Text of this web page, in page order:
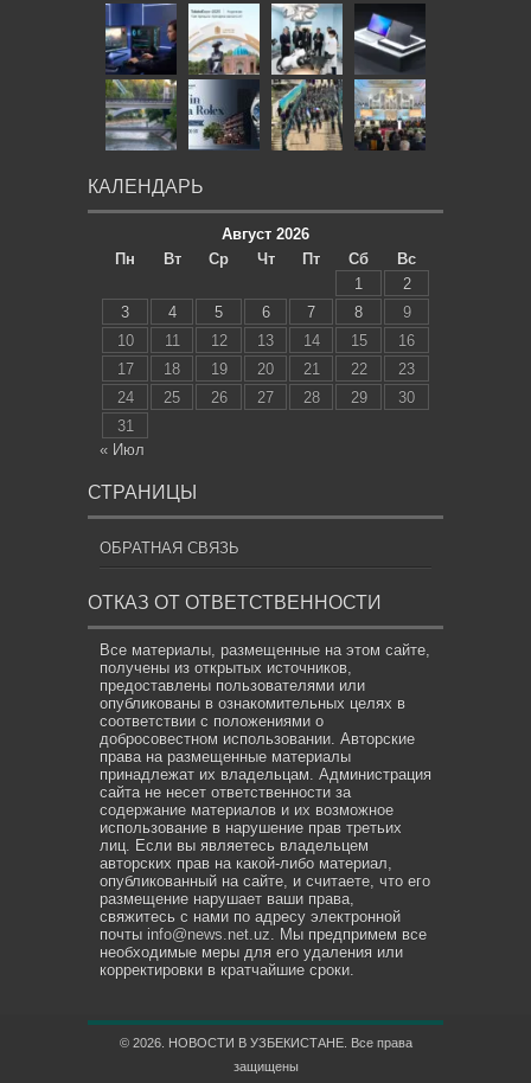
КАЛЕНДАРЬ
Август 2026
Пн
Вт Ср Чт Пт Сб
Вс
1
2
3
4 5 6 7 8
9
10
11 12 13 14 15
16
17
18 19 20 21 22
23
24
25 26 27 28 29
30
31
« Июл
СТРАНИЦЫ
ОБРАТНАЯ СВЯЗЬ
ОТКАЗ ОТ ОТВЕТСТВЕННОСТИ
Все материалы, размещенные на этом сайте,
получены из открытых источников,
предоставлены пользователями или
опубликованы в ознакомительных целях в
соответствии с положениями о
добросовестном использовании. Авторские
права на размещенные материалы
принадлежат их владельцам. Администрация
сайта не несет ответственности за
содержание материалов и их возможное
использование в нарушение прав третьих
лиц. Если вы являетесь владельцем
авторских прав на какой-либо материал,
опубликованный на сайте, и считаете, что его
размещение нарушает ваши права,
свяжитесь с нами по адресу электронной
почты info@news.net.uz. Мы предпримем все
необходимые меры для его удаления или
корректировки в кратчайшие сроки.
© 2026. НОВОСТИ В УЗБЕКИСТАНЕ. Все права
защищены